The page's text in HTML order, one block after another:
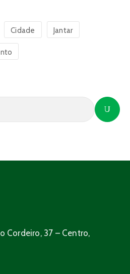
Cidade Jantar
Cordeiro, 37 – Centro,